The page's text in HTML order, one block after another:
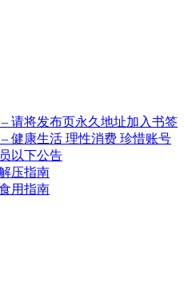
请将发布页永久地址加入书签
健康生活 理性消费 珍惜账号
以下公告
压指南
用指南